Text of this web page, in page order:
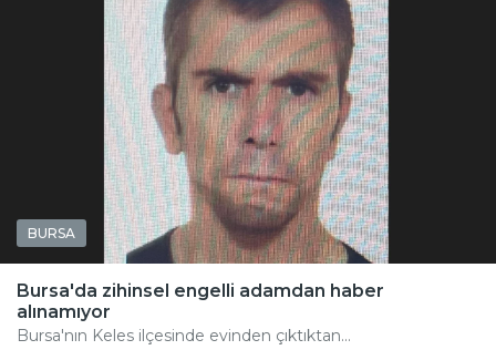
BURSA
Bursa'da zihinsel engelli adamdan haber
alınamıyor
Bursa'nın Keles ilçesinde evinden çıktıktan...